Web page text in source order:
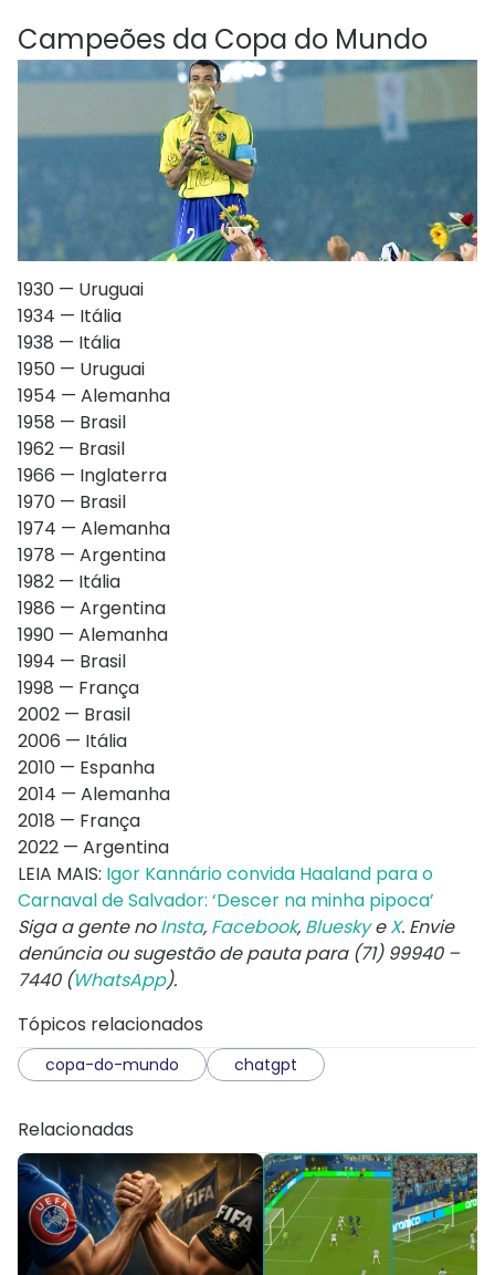
Campeões da Copa do Mundo
1930 — Uruguai
1934 — Itália
1938 — Itália
1950 — Uruguai
1954 — Alemanha
1958 — Brasil
1962 — Brasil
1966 — Inglaterra
1970 — Brasil
1974 — Alemanha
1978 — Argentina
1982 — Itália
1986 — Argentina
1990 — Alemanha
1994 — Brasil
1998 — França
2002 — Brasil
2006 — Itália
2010 — Espanha
2014 — Alemanha
2018 — França
2022 — Argentina
LEIA MAIS: Igor Kannário convida Haaland para o
Carnaval de Salvador: ‘Descer na minha pipoca’
Siga a gente noInsta, Facebook, BlueskyeX. Envie
denúncia ou sugestão de pauta para (71) 99940 –
7440 (WhatsApp).
Tópicos relacionados
copa-do-mundo chatgpt
Relacionadas